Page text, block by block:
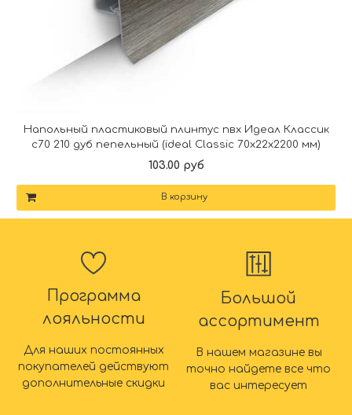
Напольный пластиковый плинтус пвх Идеал Классик
c70 210 дуб пепельный (ideal Classic 70х22х2200 мм)
103.00 руб
В корзину
Программа
лояльности
Для наших постоянных
покупателей действуют
дополнительные скидки
Большой
ассортимент
В нашем магазине вы
точно найдете все что
вас интересует